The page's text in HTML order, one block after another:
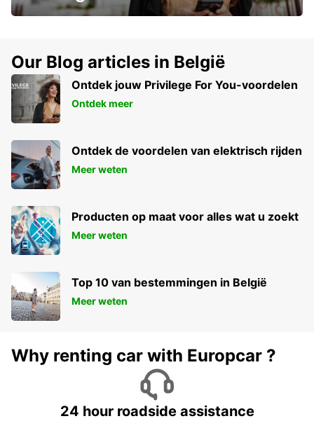
Our Blog articles in België
Ontdek jouw Privilege For You-voordelen
Ontdek meer
Ontdek de voordelen van elektrisch rijden
Meer weten
Producten op maat voor alles wat u zoekt
Meer weten
Top 10 van bestemmingen in België
Meer weten
Why renting car with Europcar ?
24 hour roadside assistance